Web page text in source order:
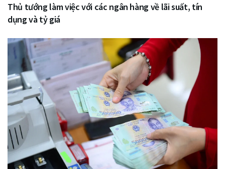
Thủ tướng làm việc với các ngân hàng về lãi suất, tín
dụng và tỷ giá